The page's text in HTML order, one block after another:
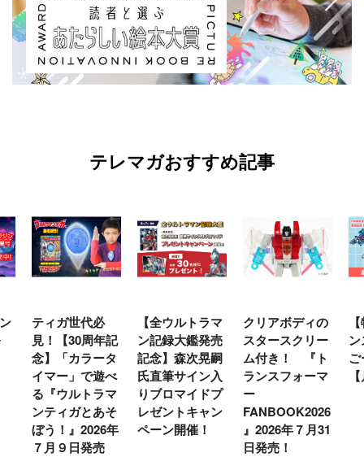
テレマガおすすめ記事
ティガ世代必
見！【30周年記
念】「カラータ
イマー」で遊べ
る『ウルトラマ
ンティガとあそ
ぼう！』2026年
７月９日発売
【全ウルトラマ
ン記録大鑑発売
記念】森次晃嗣
氏直筆サイン入
りブロマイドプ
レゼントキャン
ペーン開催！
クリアボディの
スタースクリー
ム付き！ 『ト
ランスフォーマ
ー
FANBOOK2026
』2026年７月31
日発売！